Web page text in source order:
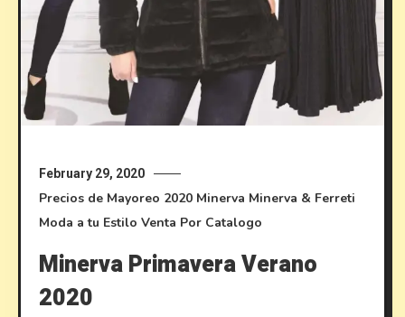
February 29, 2020
Precios de Mayoreo 2020 Minerva Minerva & Ferreti
Moda a tu Estilo Venta Por Catalogo
Minerva Primavera Verano
2020